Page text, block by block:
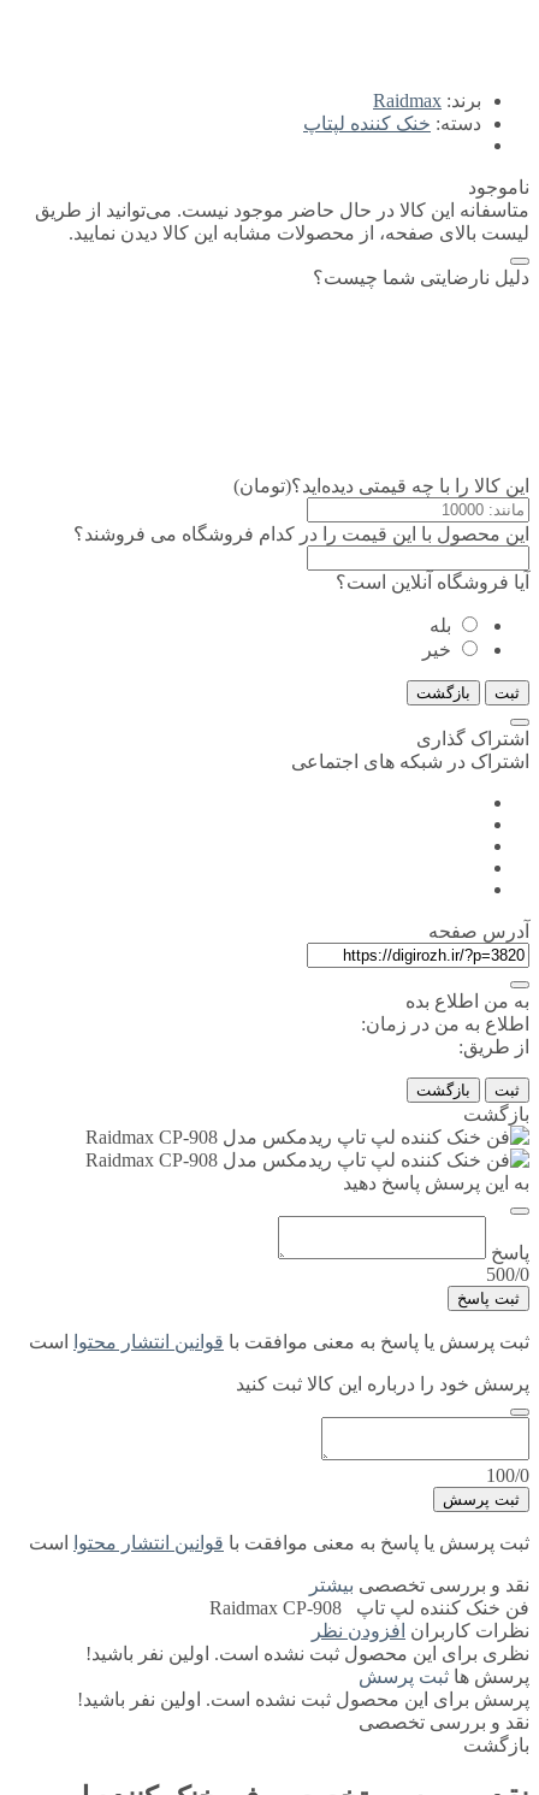
برند: Raidmax
دسته: خنک کننده لپتاپ
ناموجود
متاسفانه این کالا در حال حاضر موجود نیست. می‌توانید از طریق
لیست بالای صفحه، از محصولات مشابه این کالا دیدن نمایید.
دلیل نارضایتی شما چیست؟
این کالا را با چه قیمتی دیده‌اید؟(تومان)
این محصول با این قیمت را در کدام فروشگاه می فروشند؟
آیا فروشگاه آنلاین است؟
بله
خیر
ثبت بازگشت
اشتراک گذاری
اشتراک در شبکه های اجتماعی
آدرس صفحه
به من اطلاع بده
اطلاع به من در زمان:
از طریق:
ثبت بازگشت
بازگشت
به این پرسش پاسخ دهید
پاسخ
500/0
ثبت پاسخ
ثبت پرسش یا پاسخ به معنی موافقت با قوانین انتشار محتوا است
پرسش خود را درباره این کالا ثبت کنید
100/0
ثبت پرسش
ثبت پرسش یا پاسخ به معنی موافقت با قوانین انتشار محتوا است
نقد و بررسی تخصصی بیشتر
فن خنک کننده لپ تاپ Raidmax CP-908
نظرات کاربران افزودن نظر
نظری برای این محصول ثبت نشده است. اولین نفر باشید!
پرسش ها ثبت پرسش
پرسش برای این محصول ثبت نشده است. اولین نفر باشید!
نقد و بررسی تخصصی
بازگشت